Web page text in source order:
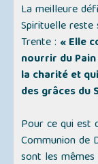
La meilleure
Spirituelle reste
Trente : « Elle
nourrir du
la charité et
des grâces du
Pour ce qui est
Communion de
sont les